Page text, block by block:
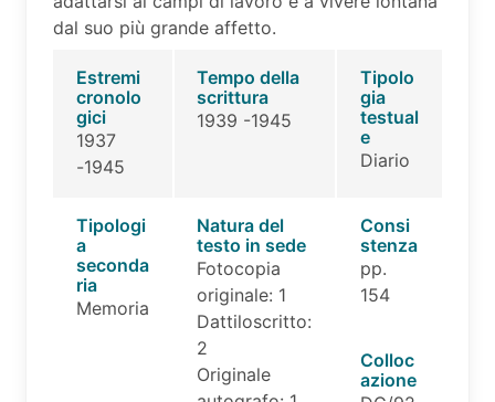
dal suo più grande affetto.
Estremi
cronolo
gici
1937
-1945
Tempo della
scrittura
1939 -1945
Tipolo
gia
testual
e
Diario
Tipologi
a
seconda
ria
Memoria
Natura del
testo in sede
Fotocopia
originale: 1
Dattiloscritto:
2
Originale
Consi
stenza
pp.
154
Colloc
azione